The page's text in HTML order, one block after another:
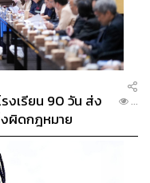
งเรียน 90 วัน ส่ง
ผิดกฎหมาย
...